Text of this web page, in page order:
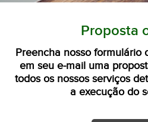
Proposta
Preencha nosso formulário
em seu e-mail uma
todos os nossos serviços
a execução do